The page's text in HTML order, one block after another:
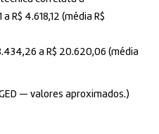
R$ 4.618,12 (média R$
a R$ 20.620,06 (média
— valores aproximados.)